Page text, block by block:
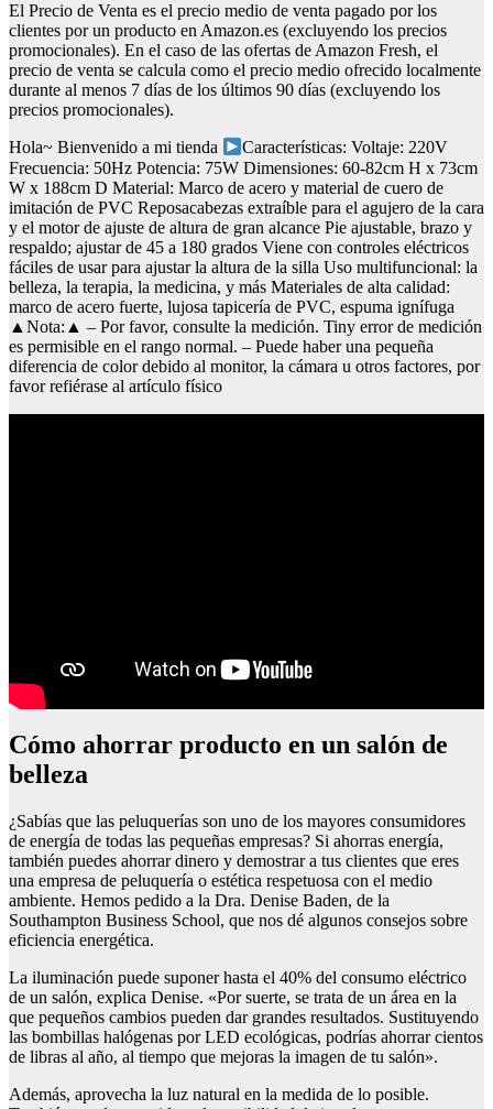
El Precio de Venta es el precio medio de venta pagado por los
clientes por un producto en Amazon.es (excluyendo los precios
promocionales). En el caso de las ofertas de Amazon Fresh, el
precio de venta se calcula como el precio medio ofrecido localmente
durante al menos 7 días de los últimos 90 días (excluyendo los
precios promocionales).
Hola~ Bienvenido a mi tienda
Características: Voltaje: 220V
Frecuencia: 50Hz Potencia: 75W Dimensiones: 60-82cm H x 73cm
W x 188cm D Material: Marco de acero y material de cuero de
imitación de PVC Reposacabezas extraíble para el agujero de la cara
y el motor de ajuste de altura de gran alcance Pie ajustable, brazo y
respaldo; ajustar de 45 a 180 grados Viene con controles eléctricos
fáciles de usar para ajustar la altura de la silla Uso multifuncional: la
belleza, la terapia, la medicina, y más Materiales de alta calidad:
marco de acero fuerte, lujosa tapicería de PVC, espuma ignífuga
▲Nota:▲ – Por favor, consulte la medición. Tiny error de medición
es permisible en el rango normal. – Puede haber una pequeña
diferencia de color debido al monitor, la cámara u otros factores, por
favor refiérase al artículo físico
Cómo ahorrar producto en un salón de
belleza
¿Sabías que las peluquerías son uno de los mayores consumidores
de energía de todas las pequeñas empresas? Si ahorras energía,
también puedes ahorrar dinero y demostrar a tus clientes que eres
una empresa de peluquería o estética respetuosa con el medio
ambiente. Hemos pedido a la Dra. Denise Baden, de la
Southampton Business School, que nos dé algunos consejos sobre
eficiencia energética.
La iluminación puede suponer hasta el 40% del consumo eléctrico
de un salón, explica Denise. «Por suerte, se trata de un área en la
que pequeños cambios pueden dar grandes resultados. Sustituyendo
las bombillas halógenas por LED ecológicas, podrías ahorrar cientos
de libras al año, al tiempo que mejoras la imagen de tu salón».
Además, aprovecha la luz natural en la medida de lo posible.